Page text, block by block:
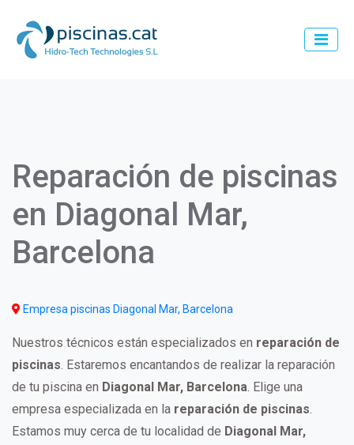
contenido
Reparación de piscinas
en Diagonal Mar,
Barcelona
Empresa piscinas Diagonal Mar, Barcelona
Nuestros técnicos están especializados en reparación de
piscinas. Estaremos encantandos de realizar la reparación
de tu piscina en Diagonal Mar, Barcelona. Elige una
empresa especializada en la reparación de piscinas.
Estamos muy cerca de tu localidad de Diagonal Mar,